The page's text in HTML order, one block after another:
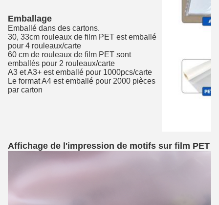
Emballage
Emballé dans des cartons.
30, 33cm rouleaux de film PET est emballé
pour 4 rouleaux/carte
60 cm de rouleaux de film PET sont
emballés pour 2 rouleaux/carte
A3 et A3+ est emballé pour 1000pcs/carte
Le format A4 est emballé pour 2000 pièces
par carton
Affichage de l'impression de motifs sur film PET